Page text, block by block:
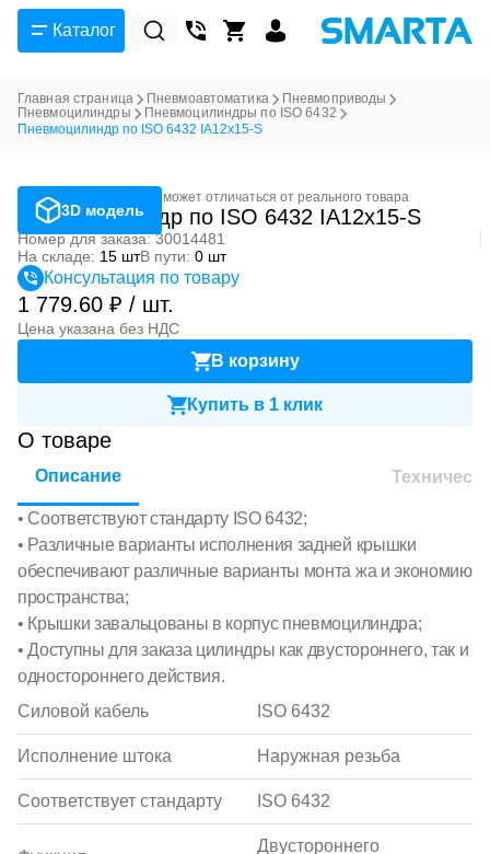
Каталог
Главная страница Пневмоавтоматика
Пневмоприводы
Пневмоцилиндры
Пневмоцилиндры по ISO 6432
Пневмоцилиндр по ISO 6432 IA12x15-S
3D модель
Фотография может отличаться от реального товара
Пневмоцилиндр по ISO 6432 IA12x15-S
Номер для заказа: 30014481
На складе: 15 штВ пути: 0 шт
Консультация по товару
1 779.60 ₽ / шт.
Цена указана без НДС
В корзину
Купить в 1 клик
О товаре
Описание
• Соответствуют стандарту ISO 6432;
• Различные варианты исполнения задней крышки
обеспечивают различные варианты монта жа и экономию
пространства;
• Крышки завальцованы в корпус пневмоцилиндра;
• Доступны для заказа цилиндры как двустороннего, так и
одностороннего действия.
Силовой кабель
ISO 6432
Исполнение штока Наружная резьба
Соответствует стандарту ISO 6432
Двустороннего